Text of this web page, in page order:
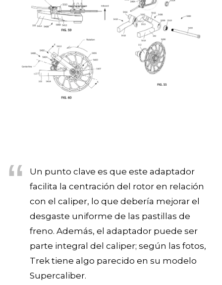
Un punto clave es que este adaptador
facilita la centración del rotor en relación
con el caliper, lo que debería mejorar el
desgaste uniforme de las pastillas de
freno. Además, el adaptador puede ser
parte integral del caliper; según las fotos,
Trek tiene algo parecido en su modelo
Supercaliber.